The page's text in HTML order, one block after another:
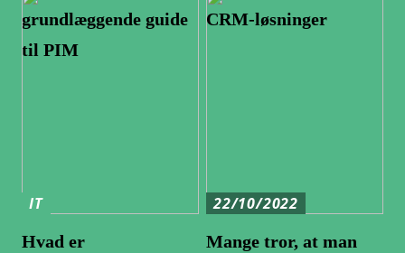
grundlæggende guide
til PIM
CRM-løsninger
IT
Hvad er
22/10/2022
Mange tror, at man